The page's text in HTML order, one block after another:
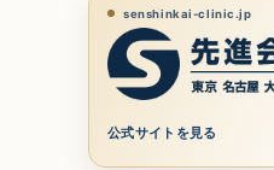
senshinkai-clinic.jp
公式サイトを見る